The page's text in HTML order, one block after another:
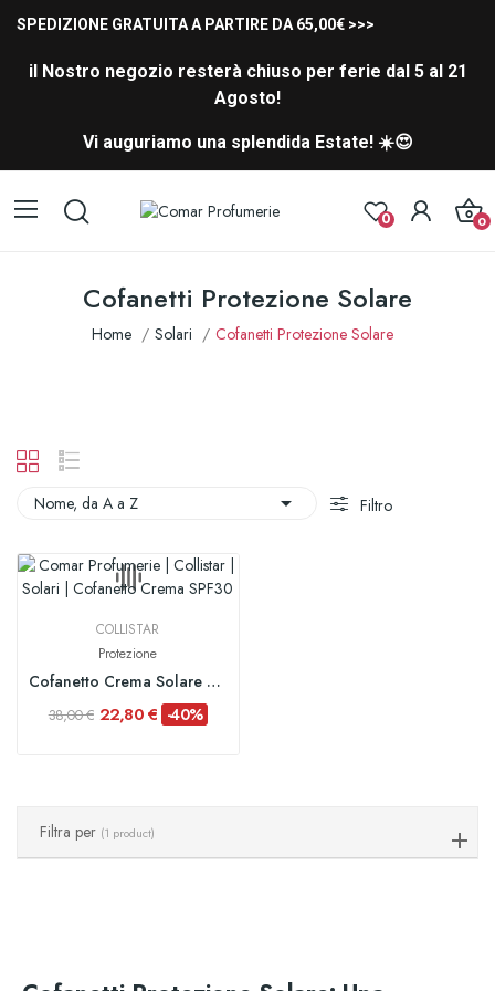
SPEDIZIONE GRATUITA A PARTIRE DA 65,00€ >>>
il Nostro negozio resterà chiuso per ferie dal 5 al 21
Agosto!
Vi auguriamo una splendida Estate! ☀️😍
0 0
Cofanetti Protezione Solare
Home Solari Cofanetti Protezione Solare
Filtra per (1 product)
Nome, da A a Z  Filtro
COLLISTAR
Protezione
Cofanetto Crema Solare Protezione Attiva SPF30
38,00 € 22,80 € -40%